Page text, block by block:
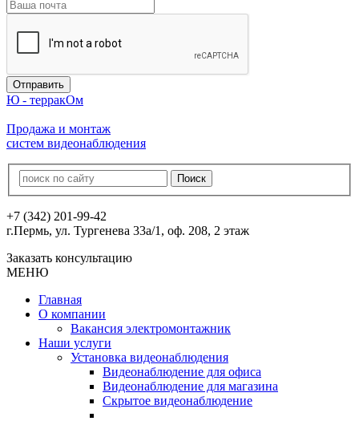
Ю - терракОм
Продажа и монтаж
систем видеонаблюдения
+7 (342) 201-99-42
г.Пермь, ул. Тургенева 33а/1, оф. 208, 2 этаж
Заказать консультацию
МЕНЮ
Главная
О компании
Вакансия электромонтажник
Наши услуги
Установка видеонаблюдения
Видеонаблюдение для офиса
Видеонаблюдение для магазина
Скрытое видеонаблюдение